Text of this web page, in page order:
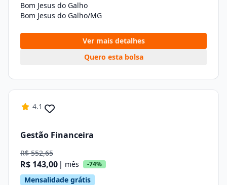
Bom Jesus do Galho
Bom Jesus do Galho/MG
Ver mais detalhes
Quero esta bolsa
4.1
Gestão Financeira
R$ 552,65
R$ 143,00 | mês -74%
Mensalidade grátis